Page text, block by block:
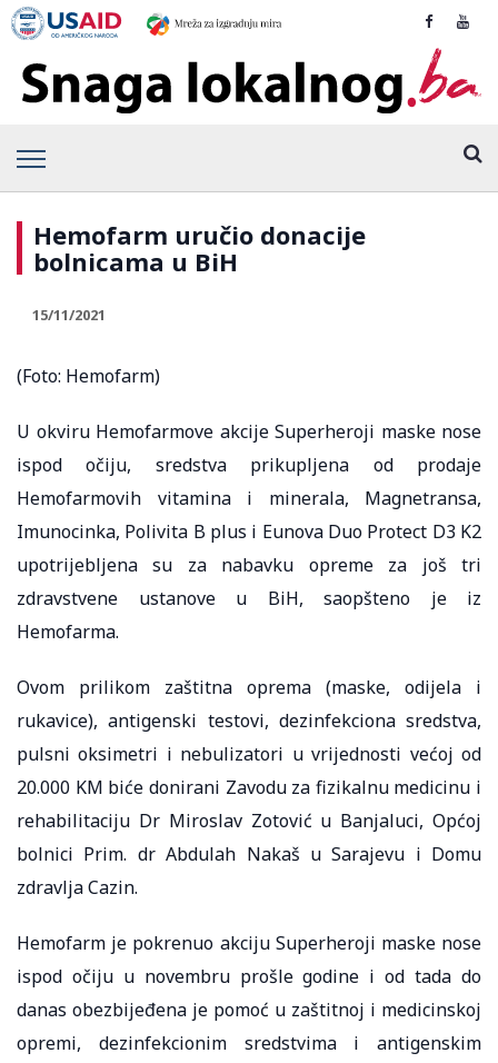
Hemofarm uručio donacije
bolnicama u BiH
15/11/2021
(Foto: Hemofarm)
U okviru Hemofarmove akcije Superheroji maske nose
ispod očiju, sredstva prikupljena od prodaje
Hemofarmovih vitamina i minerala, Magnetransa,
Imunocinka, Polivita B plus i Eunova Duo Protect D3 K2
upotrijebljena su za nabavku opreme za još tri
zdravstvene ustanove u BiH, saopšteno je iz
Hemofarma.
Ovom prilikom zaštitna oprema (maske, odijela i
rukavice), antigenski testovi, dezinfekciona sredstva,
pulsni oksimetri i nebulizatori u vrijednosti većoj od
20.000 KM biće donirani Zavodu za fizikalnu medicinu i
rehabilitaciju Dr Miroslav Zotović u Banjaluci, Općoj
bolnici Prim. dr Abdulah Nakaš u Sarajevu i Domu
zdravlja Cazin.
Hemofarm je pokrenuo akciju Superheroji maske nose
ispod očiju u novembru prošle godine i od tada do
danas obezbijeđena je pomoć u zaštitnoj i medicinskoj
opremi, dezinfekcionim sredstvima i antigenskim